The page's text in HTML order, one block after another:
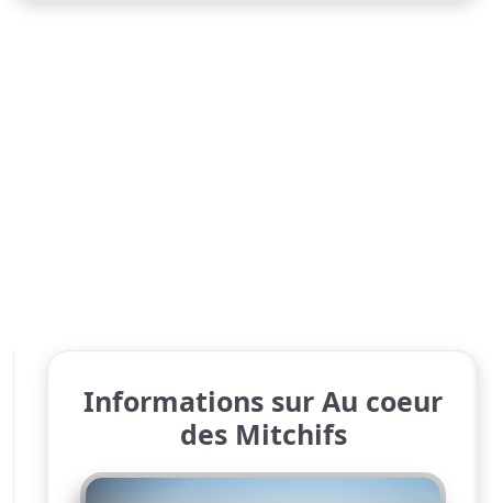
Informations sur Au coeur
des Mitchifs